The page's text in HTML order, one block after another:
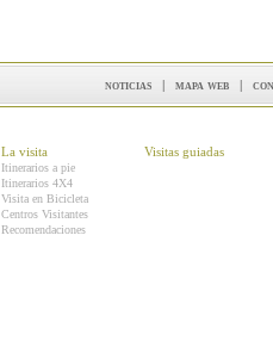
noticias | mapa web |
La visita
Itinerarios a pie
Itinerarios 4X4
Visita en Bicicleta
Centros Visitantes
Recomendaciones
Visitas guiadas